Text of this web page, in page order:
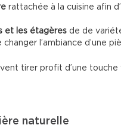
rattachée à la cuisine afin
et les étagères de de
l’ambiance d’une
tirer profit d’une touche
naturelle